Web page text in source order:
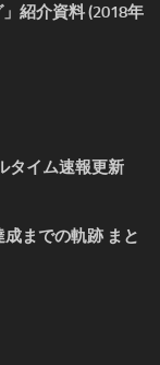
紹介資料 (2018年
タイム速報更新
までの軌跡 まと